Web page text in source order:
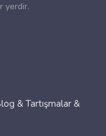
yerdir.
& Tartışmalar &